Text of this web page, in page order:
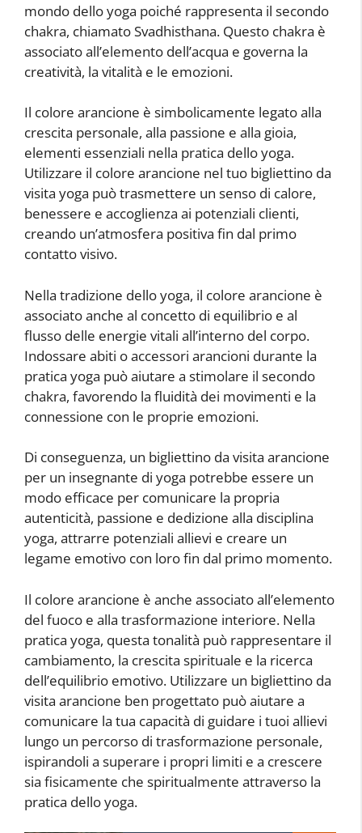
mondo dello yoga poiché rappresenta il secondo
chakra, chiamato Svadhisthana. Questo chakra è
associato all’elemento dell’acqua e governa la
creatività, la vitalità e le emozioni.
Il colore arancione è simbolicamente legato alla
crescita personale, alla passione e alla gioia,
elementi essenziali nella pratica dello yoga.
Utilizzare il colore arancione nel tuo bigliettino da
visita yoga può trasmettere un senso di calore,
benessere e accoglienza ai potenziali clienti,
creando un’atmosfera positiva fin dal primo
contatto visivo.
Nella tradizione dello yoga, il colore arancione è
associato anche al concetto di equilibrio e al
flusso delle energie vitali all’interno del corpo.
Indossare abiti o accessori arancioni durante la
pratica yoga può aiutare a stimolare il secondo
chakra, favorendo la fluidità dei movimenti e la
connessione con le proprie emozioni.
Di conseguenza, un bigliettino da visita arancione
per un insegnante di yoga potrebbe essere un
modo efficace per comunicare la propria
autenticità, passione e dedizione alla disciplina
yoga, attrarre potenziali allievi e creare un
legame emotivo con loro fin dal primo momento.
Il colore arancione è anche associato all’elemento
del fuoco e alla trasformazione interiore. Nella
pratica yoga, questa tonalità può rappresentare il
cambiamento, la crescita spirituale e la ricerca
dell’equilibrio emotivo. Utilizzare un bigliettino da
visita arancione ben progettato può aiutare a
comunicare la tua capacità di guidare i tuoi allievi
lungo un percorso di trasformazione personale,
ispirandoli a superare i propri limiti e a crescere
sia fisicamente che spiritualmente attraverso la
pratica dello yoga.